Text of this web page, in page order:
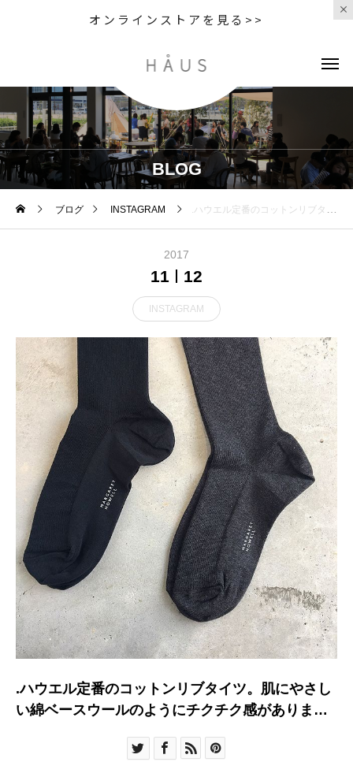
オンラインストアを見る>>
BLOG
ブログ INSTAGRAM .ハウエル定番のコットンリブタイツ。肌にやさしい綿ベースウールのようにチクチク感がありません。そして毛玉が出来にくいのもうれしいですね。程よいフィット感と厚みで長いシーズン履いていただけます。.color ブラック、チャコール.#margarethowell #cotton rib tights#cottontights#tights#hausmatsue #島根#松江
2017
11 12
INSTAGRAM
.ハウエル定番のコットンリブタイツ。肌にやさし
い綿ベースウールのようにチクチク感がありませ
ね。程よいフィット感と厚みで長いシーズン履い